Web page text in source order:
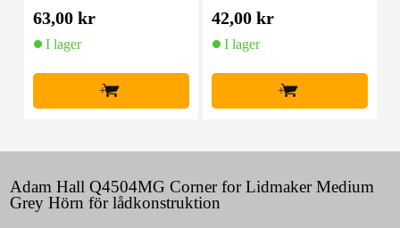
63,00 kr
I lager
+
42,00 kr
I lager
+
Adam Hall Q4504MG Corner for Lidmaker Medium
Grey Hörn för lådkonstruktion